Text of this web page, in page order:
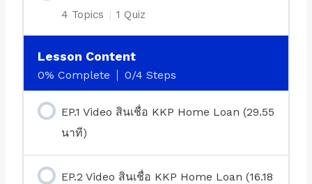
4 Topics | 1 Quiz
Lesson Content
0% Complete 0/4 Steps
EP.1 Video สินเชื่อ KKP Home Loan (29.55
นาที)
EP.2 Video สินเชื่อ KKP Home Loan (16.18